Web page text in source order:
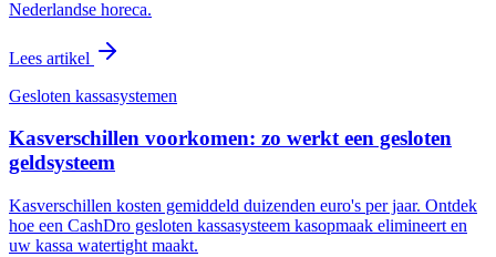
Nederlandse horeca.
Lees artikel
Gesloten kassasystemen
Kasverschillen voorkomen: zo werkt een gesloten
geldsysteem
Kasverschillen kosten gemiddeld duizenden euro's per jaar. Ontdek
hoe een CashDro gesloten kassasysteem kasopmaak elimineert en
uw kassa watertight maakt.